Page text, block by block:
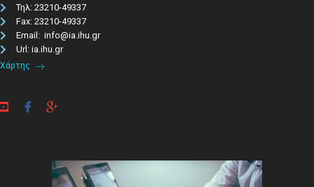
Τηλ: 23210-49337​
Fax: 23210-49337
Email: info@ia.ihu.gr
Url: ia.ihu.gr
Χάρτης